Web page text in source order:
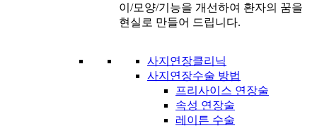
이/모양/기능을 개선하여 환자의 꿈을
현실로 만들어 드립니다.
사지연장클리닉
사지연장수술 방법
프리사이스 연장술
속성 연장술
레이튼 수술